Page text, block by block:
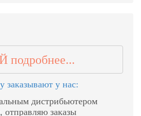
заказывают у нас:
дистрибьютером
отправляю заказы